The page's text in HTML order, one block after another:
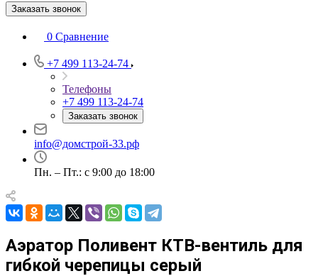
Заказать звонок
0 Сравнение
+7 499 113-24-74
Телефоны
+7 499 113-24-74
Заказать звонок
info@домстрой-33.рф
Пн. – Пт.: с 9:00 до 18:00
Аэратор Поливент КТВ-вентиль для
гибкой черепицы серый